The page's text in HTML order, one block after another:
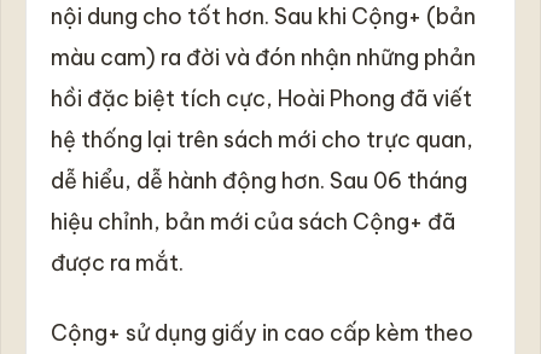
nội dung cho tốt hơn. Sau khi Cộng+ (bản
màu cam) ra đời và đón nhận những phản
hồi đặc biệt tích cực, Hoài Phong đã viết
hệ thống lại trên sách mới cho trực quan,
dễ hiểu, dễ hành động hơn. Sau 06 tháng
hiệu chỉnh, bản mới của sách Cộng+ đã
được ra mắt.
Cộng+ sử dụng giấy in cao cấp kèm theo